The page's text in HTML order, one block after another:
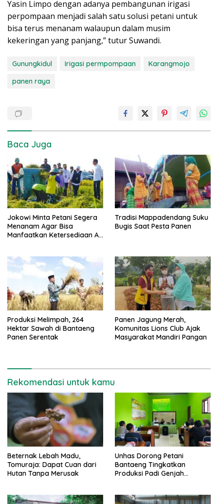
Yasin Limpo dengan adanya pembangunan irigasi
perpompaan menjadi salah satu solusi petani untuk
bisa terus menanam walaupun dalam musim
kekeringan yang panjang,” tutur Suwandi.
Gunungkidul Irigasi permpompaan
Karangmojo
panen raya
Baca Juga
Jokowi Minta Petani Segera
Menanam Agar Bisa
Manfaatkan Ketersediaan Air
Tradisi Mappadendang Suku
Bugis Saat Pesta Panen
Produksi Melimpah, 264
Hektar Sawah di Bantaeng
Panen Serentak
Panen Jagung Merah,
Komunitas Lions Club Ajak
Masyarakat Mandiri Pangan
Rekomendasi untuk kamu
Beternak Lebah Madu,
Tomuraja: Dapat Cuan dari
Hutan Tanpa Merusak
Unhas Dorong Petani
Bantaeng Tingkatkan
Produksi Padi Genjah